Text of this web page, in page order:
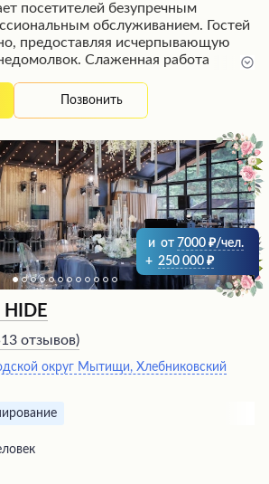
посетителей безупречным
обслуживанием. Гостей
предоставляя исчерпывающую
Слаженная работа
формата. Шеф-повара радуют
шедеврами, а официанты, в
территория с ухоженным
фотозонами создает
Этот ресторан по
одним из лучших в
свадебных торжеств.
Позвонить
и от 7000
/чел.
+ 250 000
HIDE
отзывов)
округ Мытищи, Хлебниковский